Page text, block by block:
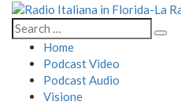
Home
Podcast Video
Podcast Audio
Visione